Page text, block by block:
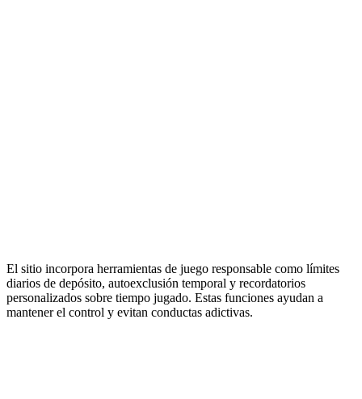
El sitio incorpora herramientas de juego responsable como límites
diarios de depósito, autoexclusión temporal y recordatorios
personalizados sobre tiempo jugado. Estas funciones ayudan a
mantener el control y evitan conductas adictivas.